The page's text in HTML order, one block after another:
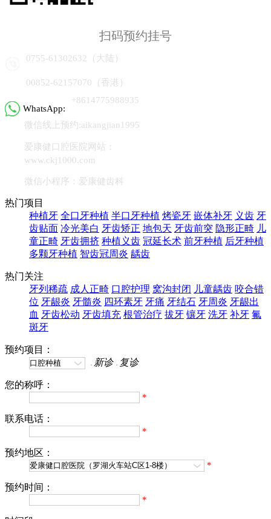
扫码预约挂号
0755-61302632（大陆）
00852-62157070（香港）
WhatsApp:
+8614775988935
微信线上预约:aikangjian1995
爱康健口腔医院网站：
www.ckj1000.com
微信小程序：爱康健齿科
热门项目
种植牙 全口牙种植 半口牙种植 烤瓷牙 嵌体补牙 义齿 牙
齿贴面 冷光美白 牙齿矫正 地包天 牙齿前突 隐形正畸 儿
童正畸 牙齿拥挤 种植义齿 冠延长术 前牙种植 后牙种植
多颗牙种植 智齿冠周炎 龋齿
热门关注
牙列稀疏 成人正畸 口腔护理 窝沟封闭 儿童龋齿 咬合错
位 牙龈炎 牙髓炎 四环素牙 牙痛 牙结石 牙周炎 牙龈出
血 牙齿松动 牙齿填充 根管治疗 拔牙 镶牙 洗牙 补牙 氟
斑牙
预约项目：
新诊
复诊
您的称呼：
*
联系电话：
*
预约地区：
*
预约时间：
*